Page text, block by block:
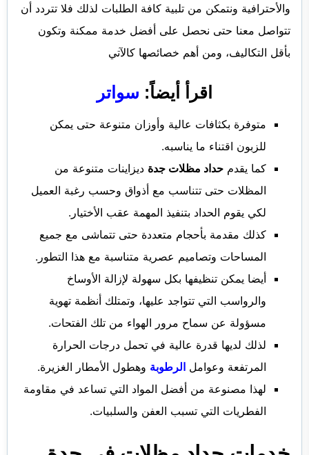
والأحترافية ونتمكن من تلبية كافة الطلبات لذلك فلا تتردد أن
تتواصل معنا حتى نحصل على أفضل خدمة ممكنة وتكون
بأقل التكاليف، ومن أهم خصائصها كالآتي
اقرأ أيضاً: سواتر
متوفرة بكثافات عالية وأوزان متنوعة حتى يمكن
للزبون اقتناء ما يناسبه.
كما يقدم حداد مظلات جدة ديزاينات متنوعة من
المظلات حتى تتناسب مع أذواق وحسب رغبة العميل
لكي يقوم الحداد بتنفيذ المهمة عقب الأختيار.
كذلك مقدمة بأحجام متعددة حتى تتماشى مع جميع
المساحات وتصاميم عصرية متناسبة مع هذا التطور.
أيضا يمكن تنظيفها بكل سهولة لإزالة الأوساخ
والرواسب التي تتواجد عليها، وتمتلك أنظمة تهوية
مسؤولة عن سماح مرور الهواء من تلك الفتحات.
لذلك لديها قدرة عالية في تحمل درجات الحرارة
المرتفعة وعوامل الرطوبة وهطول الأمطار الغزيرة.
لهذا مصنوعة من أفضل المواد التي تساعد في مقاومة
الفطريات التي تسبب العفن والسلبيات.